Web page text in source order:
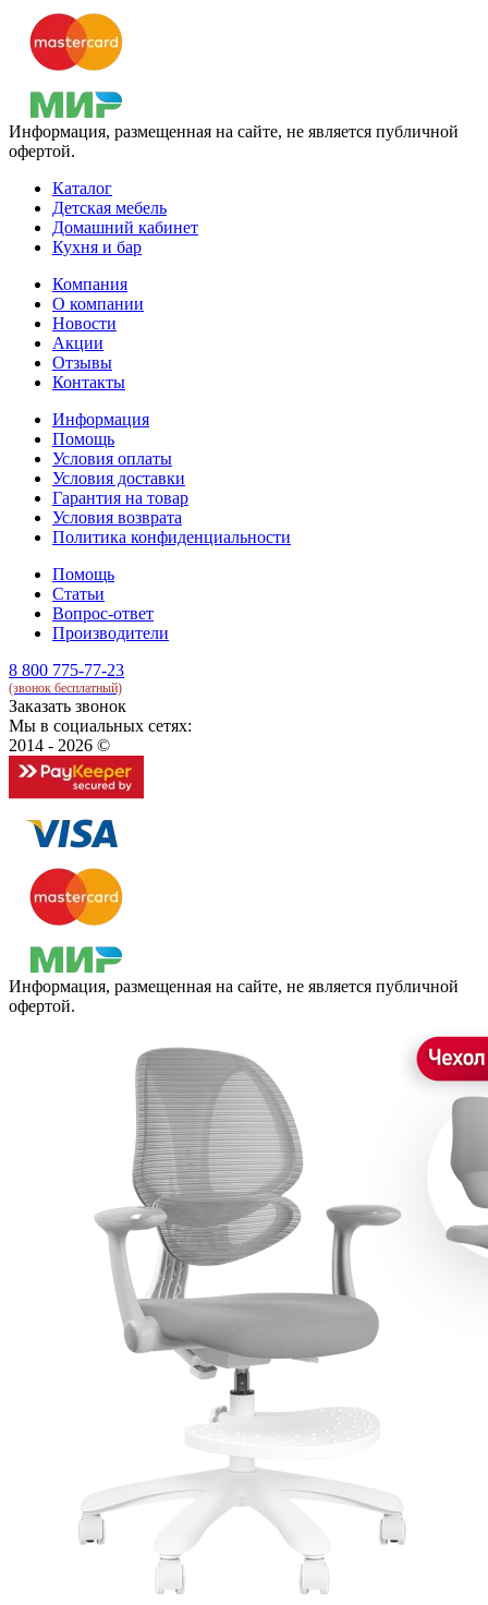
Информация, размещенная на сайте, не является публичной
офертой.
Каталог
Детская мебель
Домашний кабинет
Кухня и бар
Компания
О компании
Новости
Акции
Отзывы
Контакты
Информация
Помощь
Условия оплаты
Условия доставки
Гарантия на товар
Условия возврата
Политика конфиденциальности
Помощь
Статьи
Вопрос-ответ
Производители
8 800 775-77-23
(звонок бесплатный)
Заказать звонок
Мы в социальных сетях:
2014 - 2026 ©
Информация, размещенная на сайте, не является публичной
офертой.